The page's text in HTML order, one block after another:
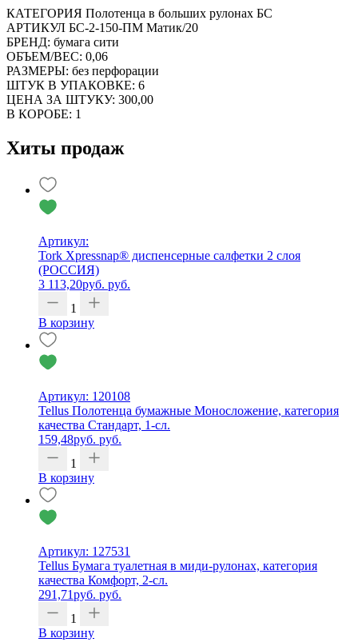
КАТЕГОРИЯ Полотенца в больших рулонах БС
АРТИКУЛ БС-2-150-ПМ Матик/20
БРЕНД: бумага сити
ОБЪЕМ/ВЕС: 0,06
РАЗМЕРЫ: без перфорации
ШТУК В УПАКОВКЕ: 6
ЦЕНА ЗА ШТУКУ: 300,00
В КОРОБЕ: 1
Хиты продаж
Артикул:
Tork Xpressnap® диспенсерные салфетки 2 слоя
(РОССИЯ)
3 113,20руб. руб.
1
В корзину
Артикул: 120108
Tellus Полотенца бумажные Моносложение, категория
качества Стандарт, 1-сл.
159,48руб. руб.
1
В корзину
Артикул: 127531
Tellus Бумага туалетная в миди-рулонах, категория
качества Комфорт, 2-сл.
291,71руб. руб.
1
В корзину